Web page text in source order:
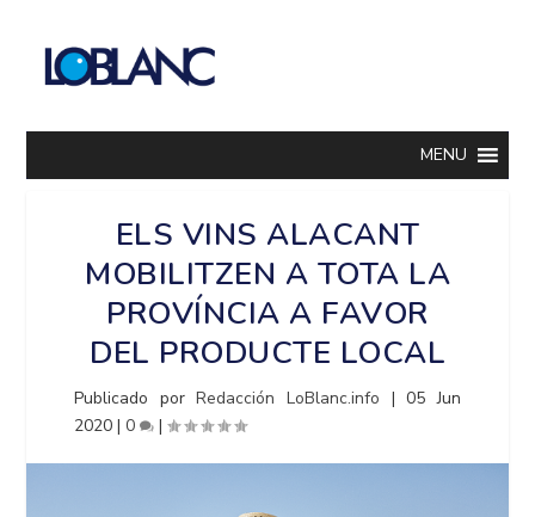
MENU
ELS VINS ALACANT
MOBILITZEN A TOTA LA
PROVÍNCIA A FAVOR
DEL PRODUCTE LOCAL
Publicado porRedacción LoBlanc.info |05 Jun
2020 |0 |